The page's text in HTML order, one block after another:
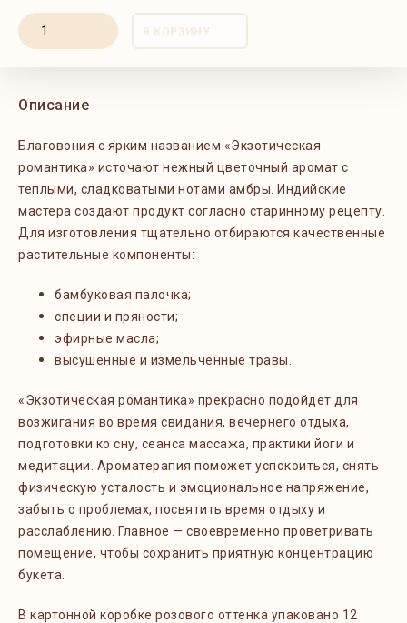
В КОРЗИНУ
Описание
Благовония с ярким названием «Экзотическая
романтика» источают нежный цветочный аромат с
теплыми, сладковатыми нотами амбры. Индийские
мастера создают продукт согласно старинному рецепту.
Для изготовления тщательно отбираются качественные
растительные компоненты:
бамбуковая палочка;
специи и пряности;
эфирные масла;
высушенные и измельченные травы.
«Экзотическая романтика» прекрасно подойдет для
возжигания во время свидания, вечернего отдыха,
подготовки ко сну, сеанса массажа, практики йоги и
медитации. Ароматерапия поможет успокоиться, снять
физическую усталость и эмоциональное напряжение,
забыть о проблемах, посвятить время отдыху и
расслаблению. Главное — своевременно проветривать
помещение, чтобы сохранить приятную концентрацию
букета.
В картонной коробке розового оттенка упаковано 12